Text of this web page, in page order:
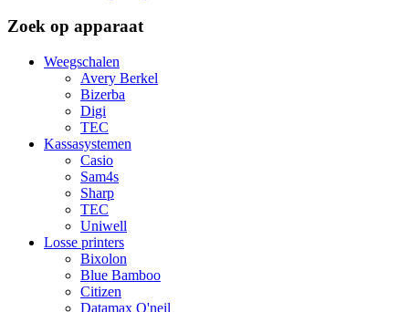
Zoek op apparaat
Weegschalen
Avery Berkel
Bizerba
Digi
TEC
Kassasystemen
Casio
Sam4s
Sharp
TEC
Uniwell
Losse printers
Bixolon
Blue Bamboo
Citizen
Datamax O'neil